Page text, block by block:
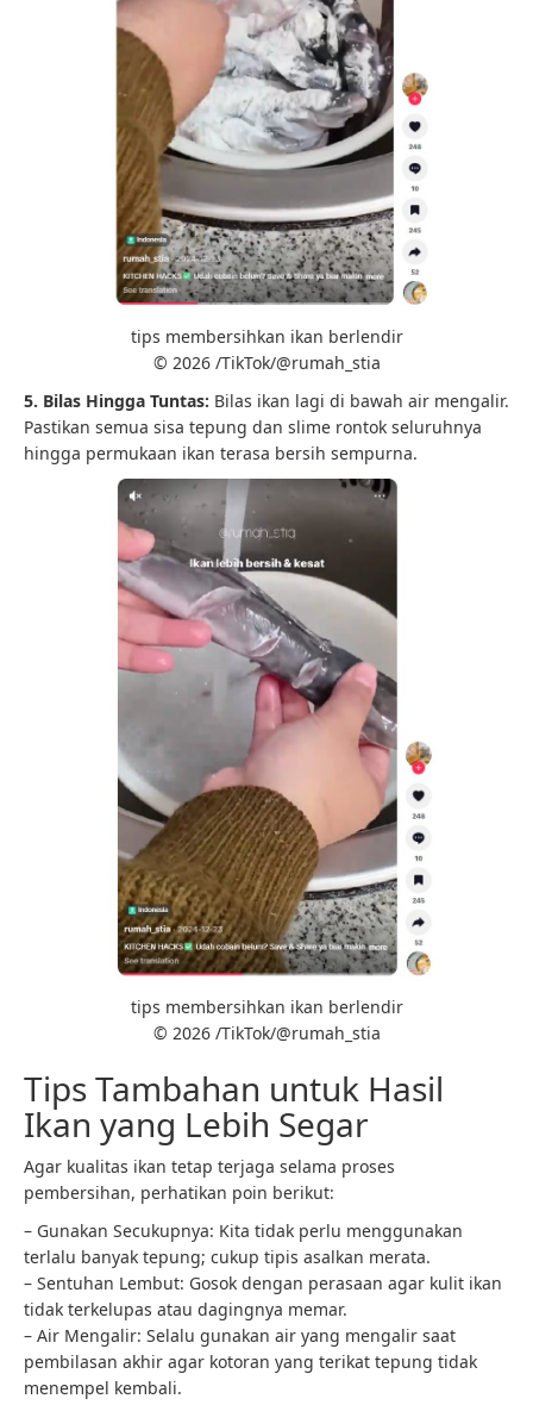
tips membersihkan ikan berlendir
© 2026 /TikTok/@rumah_stia
5. Bilas Hingga Tuntas: Bilas ikan lagi di bawah air mengalir.
Pastikan semua sisa tepung dan slime rontok seluruhnya
hingga permukaan ikan terasa bersih sempurna.
tips membersihkan ikan berlendir
© 2026 /TikTok/@rumah_stia
Tips Tambahan untuk Hasil
Ikan yang Lebih Segar
Agar kualitas ikan tetap terjaga selama proses
pembersihan, perhatikan poin berikut:
– Gunakan Secukupnya: Kita tidak perlu menggunakan
terlalu banyak tepung; cukup tipis asalkan merata.
– Sentuhan Lembut: Gosok dengan perasaan agar kulit ikan
tidak terkelupas atau dagingnya memar.
– Air Mengalir: Selalu gunakan air yang mengalir saat
pembilasan akhir agar kotoran yang terikat tepung tidak
menempel kembali.